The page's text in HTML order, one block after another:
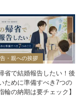
・親への挨拶
省で結婚報告したい！後
ために準備すべき7つの
輪の納期は要チェック】